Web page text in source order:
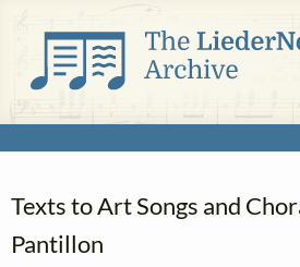
Texts to Art Songs and
Pantillon